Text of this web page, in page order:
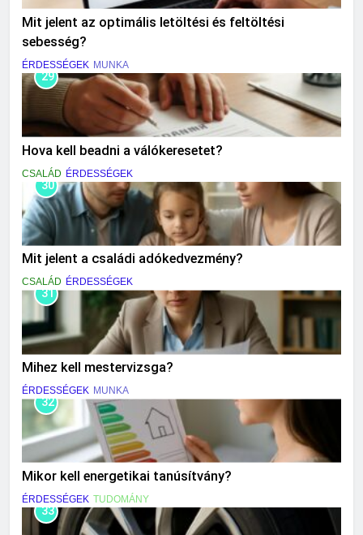
Mit jelent az optimális letöltési és feltöltési
sebesség?
ÉRDESSÉGEK MUNKA
29
Hova kell beadni a válókeresetet?
CSALÁD ÉRDESSÉGEK
30
Mit jelent a családi adókedvezmény?
CSALÁD ÉRDESSÉGEK
31
Mihez kell mestervizsga?
ÉRDESSÉGEK MUNKA
32
Mikor kell energetikai tanúsítvány?
ÉRDESSÉGEK TUDOMÁNY
33